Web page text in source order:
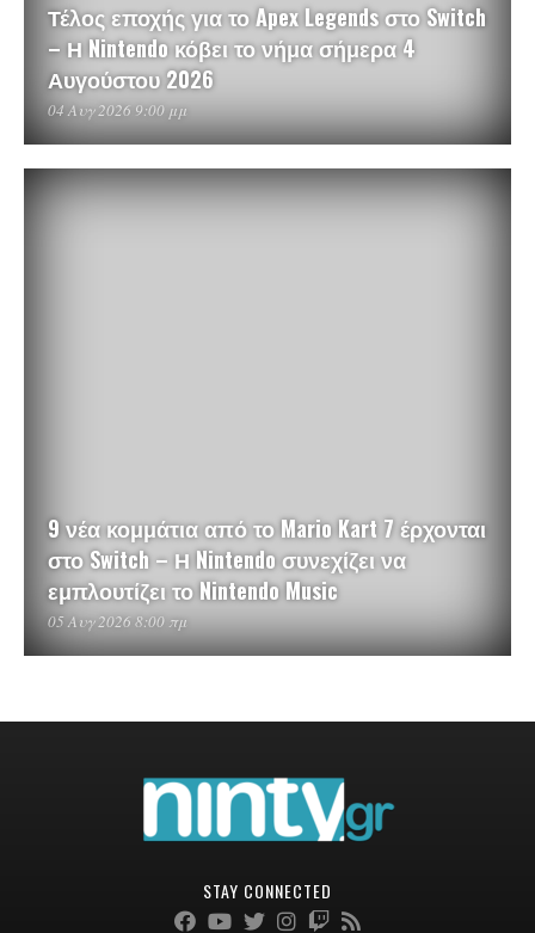
Τέλος εποχής για το Apex Legends στο Switch
– Η Nintendo κόβει το νήμα σήμερα 4
Αυγούστου 2026
04 Αυγ 2026 9:00 μμ
9 νέα κομμάτια από το Mario Kart 7 έρχονται
στο Switch – Η Nintendo συνεχίζει να
εμπλουτίζει το Nintendo Music
05 Αυγ 2026 8:00 πμ
STAY CONNECTED